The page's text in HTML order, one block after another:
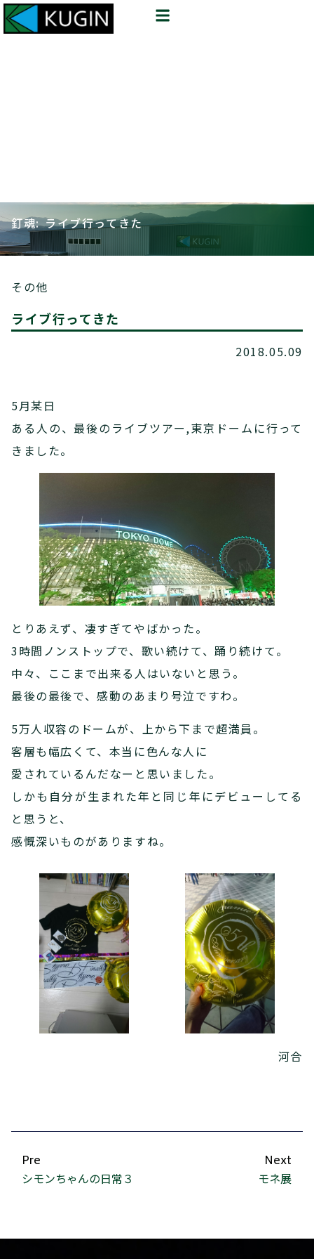
釘魂: ライブ行ってきた
その他
ライブ行ってきた
2018.05.09
5月某日
ある人の、最後のライブツアー,東京ドームに行って
きました。
とりあえず、凄すぎてやばかった。
3時間ノンストップで、歌い続けて、踊り続けて。
中々、ここまで出来る人はいないと思う。
最後の最後で、感動のあまり号泣ですわ。
5万人収容のドームが、上から下まで超満員。
客層も幅広くて、本当に色んな人に
愛されているんだなーと思いました。
しかも自分が生まれた年と同じ年にデビューしてる
と思うと、
感慨深いものがありますね。
河合
Pre
シモンちゃんの日常３
Next
モネ展